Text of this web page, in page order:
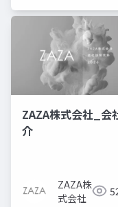
ZAZA株式会社_会
介
ZAZA株
式会社